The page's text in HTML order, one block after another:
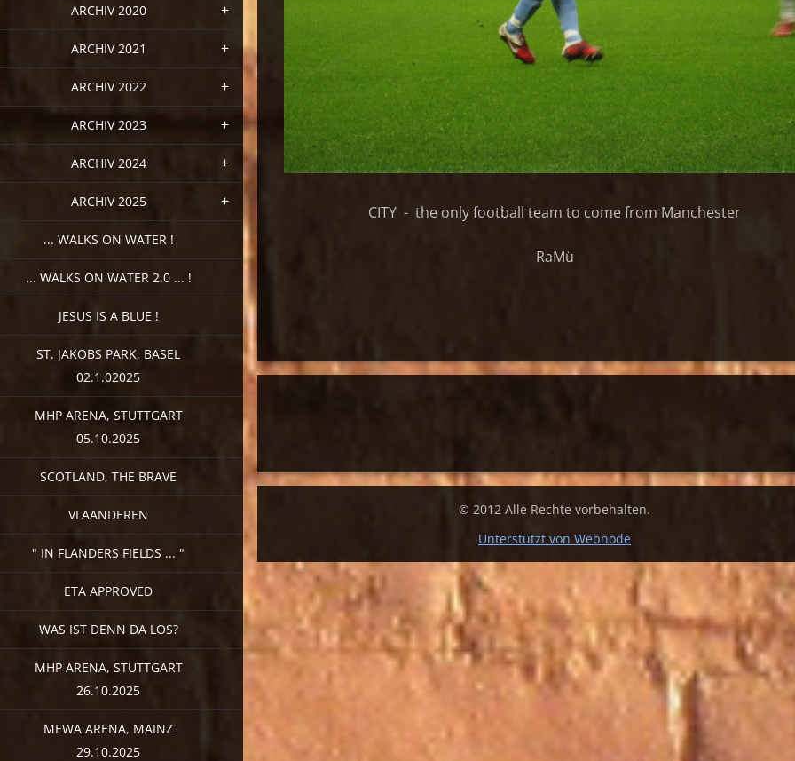
ARCHIV 2020
ARCHIV 2021
ARCHIV 2022
ARCHIV 2023
ARCHIV 2024
ARCHIV 2025
... WALKS ON WATER !
... WALKS ON WATER 2.0 ... !
JESUS IS A BLUE !
ST. JAKOBS PARK, BASEL
02.1.02025
MHP ARENA, STUTTGART
05.10.2025
SCOTLAND, THE BRAVE
VLAANDEREN
" IN FLANDERS FIELDS ... "
ETA APPROVED
WAS IST DENN DA LOS?
MHP ARENA, STUTTGART
26.10.2025
MEWA ARENA, MAINZ
29.10.2025
CITY - the only football team to come from Manchester
RaMü
© 2012 Alle Rechte vorbehalten.
Unterstützt von Webnode